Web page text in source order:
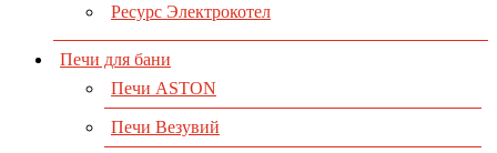
Ресурс Электрокотел
Печи для бани
Печи ASTON
Печи Везувий